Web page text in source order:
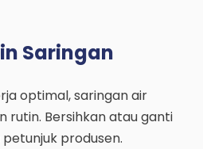
Saringan
optimal, saringan air
rutin. Bersihkan atau ganti
produsen.